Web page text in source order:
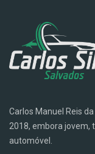
Carlos Manuel Reis
2018, embora jovem,
automóvel.